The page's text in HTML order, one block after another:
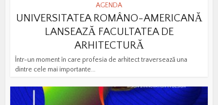
AGENDA
UNIVERSITATEA ROMÂNO-AMERICANĂ
LANSEAZĂ FACULTATEA DE
ARHITECTURĂ
Într-un moment în care profesia de arhitect traversează una
dintre cele mai importante...